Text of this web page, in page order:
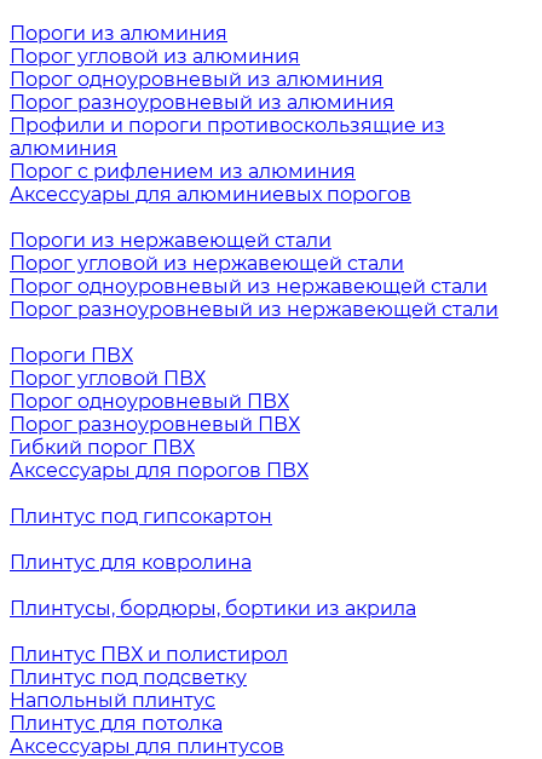
Пороги из алюминия
Порог угловой из алюминия
Порог одноуровневый из алюминия
Порог разноуровневый из алюминия
Профили и пороги противоскользящие из
алюминия
Порог с рифлением из алюминия
Аксессуары для алюминиевых порогов
Пороги из нержавеющей стали
Порог угловой из нержавеющей стали
Порог одноуровневый из нержавеющей стали
Порог разноуровневый из нержавеющей стали
Пороги ПВХ
Порог угловой ПВХ
Порог одноуровневый ПВХ
Порог разноуровневый ПВХ
Гибкий порог ПВХ
Аксессуары для порогов ПВХ
Плинтус под гипсокартон
Плинтус для ковролина
Плинтусы, бордюры, бортики из акрила
Плинтус ПВХ и полистирол
Плинтус под подсветку
Напольный плинтус
Плинтус для потолка
Аксессуары для плинтусов